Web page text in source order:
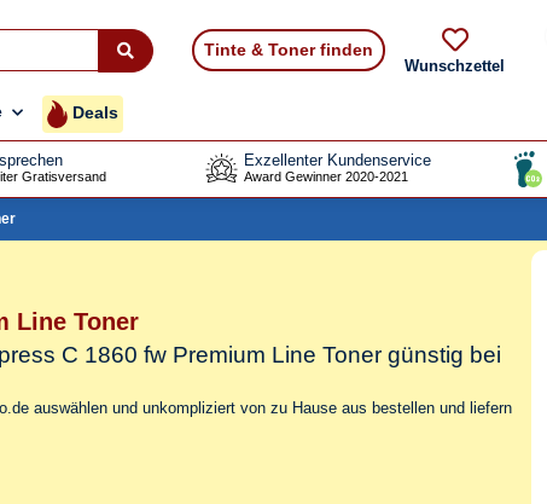
Tinte & Toner finden
Wunschzettel
Deals
Gratisversand
Exzellenter Kundenservice
Award Gewinner 2020-2021
Line Toner
C 1860 fw Premium Line Toner günstig bei
auswählen und unkompliziert von zu Hause aus bestellen und liefern